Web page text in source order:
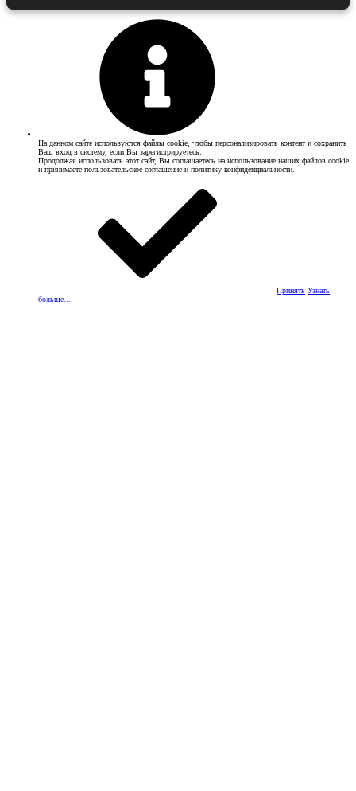
На данном сайте используются файлы cookie, чтобы персонализировать контент и сохранить
Ваш вход в систему, если Вы зарегистрируетесь.
Продолжая использовать этот сайт, Вы соглашаетесь на использование наших файлов cookie
и принимаете пользовательское соглашение и политику конфиденциальности.
Принять Узнать
больше...